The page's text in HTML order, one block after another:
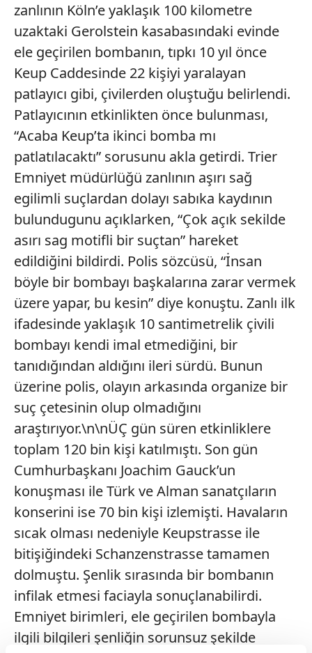
zanlının Köln’e yaklaşık 100 kilometre
uzaktaki Gerolstein kasabasındaki evinde
ele geçirilen bombanın, tıpkı 10 yıl önce
Keup Caddesinde 22 kişiyi yaralayan
patlayıcı gibi, çivilerden oluştuğu belirlendi.
Patlayıcının etkinlikten önce bulunması,
“Acaba Keup’ta ikinci bomba mı
patlatılacaktı” sorusunu akla getirdi. Trier
Emniyet müdürlüğü zanlının aşırı sağ
egilimli suçlardan dolayı sabıka kaydının
bulundugunu açıklarken, “Çok açık sekilde
asırı sag motifli bir suçtan” hareket
edildiğini bildirdi. Polis sözcüsü, “İnsan
böyle bir bombayı başkalarına zarar vermek
üzere yapar, bu kesin” diye konuştu. Zanlı ilk
ifadesinde yaklaşık 10 santimetrelik çivili
bombayı kendi imal etmediğini, bir
tanıdığından aldığını ileri sürdü. Bunun
üzerine polis, olayın arkasında organize bir
suç çetesinin olup olmadığını
araştırıyor.\n\nÜÇ gün süren etkinliklere
toplam 120 bin kişi katılmıştı. Son gün
Cumhurbaşkanı Joachim Gauck’un
konuşması ile Türk ve Alman sanatçıların
konserini ise 70 bin kişi izlemişti. Havaların
sıcak olması nedeniyle Keupstrasse ile
bitişiğindeki Schanzenstrasse tamamen
dolmuştu. Şenlik sırasında bir bombanın
infilak etmesi faciayla sonuçlanabilirdi.
Emniyet birimleri, ele geçirilen bombayla
ilgili bilgileri şenliğin sorunsuz şekilde